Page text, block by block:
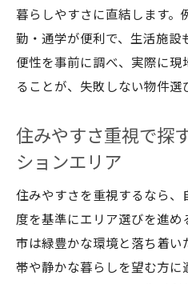
雲雀丘花屋敷周辺
宝塚市高級住宅街
点
中古マンション・
暮らしやすさに直結します。
勤・通学が便利で、生活施設
便性を事前に調べ、実際に
ることが、失敗しない物件選
住みやすさ重視で探
ションエリア
住みやすさを重視するなら、
度を基準にエリア選びを進め
市は緑豊かな環境と落ち着い
帯や静かな暮らしを望む方に